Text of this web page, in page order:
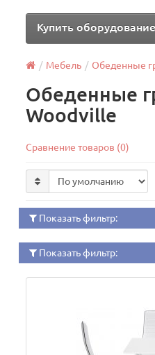
Купить оборудование
Мебель Обеденные
Обеденные
Woodville
Сравнение товаров (0)
Показать фильтр:
Показать фильтр: